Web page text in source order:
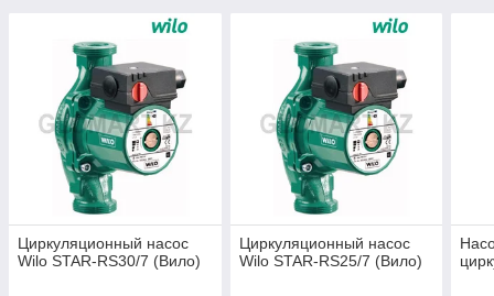
Циркуляционный насос
Wilo STAR-RS30/7 (Вило)
Циркуляционный насос
Wilo STAR-RS25/7 (Вило)